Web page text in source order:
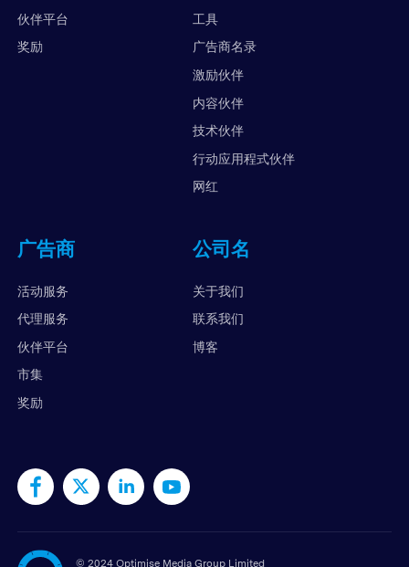
伙伴平台
奖励
工具
广告商名录
激励伙伴
内容伙伴
技术伙伴
行动应用程式伙伴
网红
广告商
活动服务
代理服务
伙伴平台
市集
奖励
公司名
关于我们
联系我们
博客
© 2024 Optimise Media Group Limited